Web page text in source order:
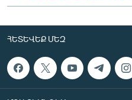
ՀԵՏԵՎԵՔ ՄԵԶ